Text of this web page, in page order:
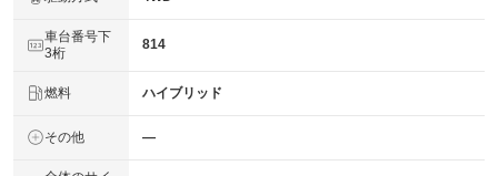
車台番号下
3桁
814
燃料 ハイブリッド
その他 ―